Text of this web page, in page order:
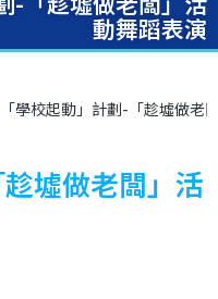
動舞蹈表演
學校起動」計劃-「趁墟做老
趁墟做老闆」活